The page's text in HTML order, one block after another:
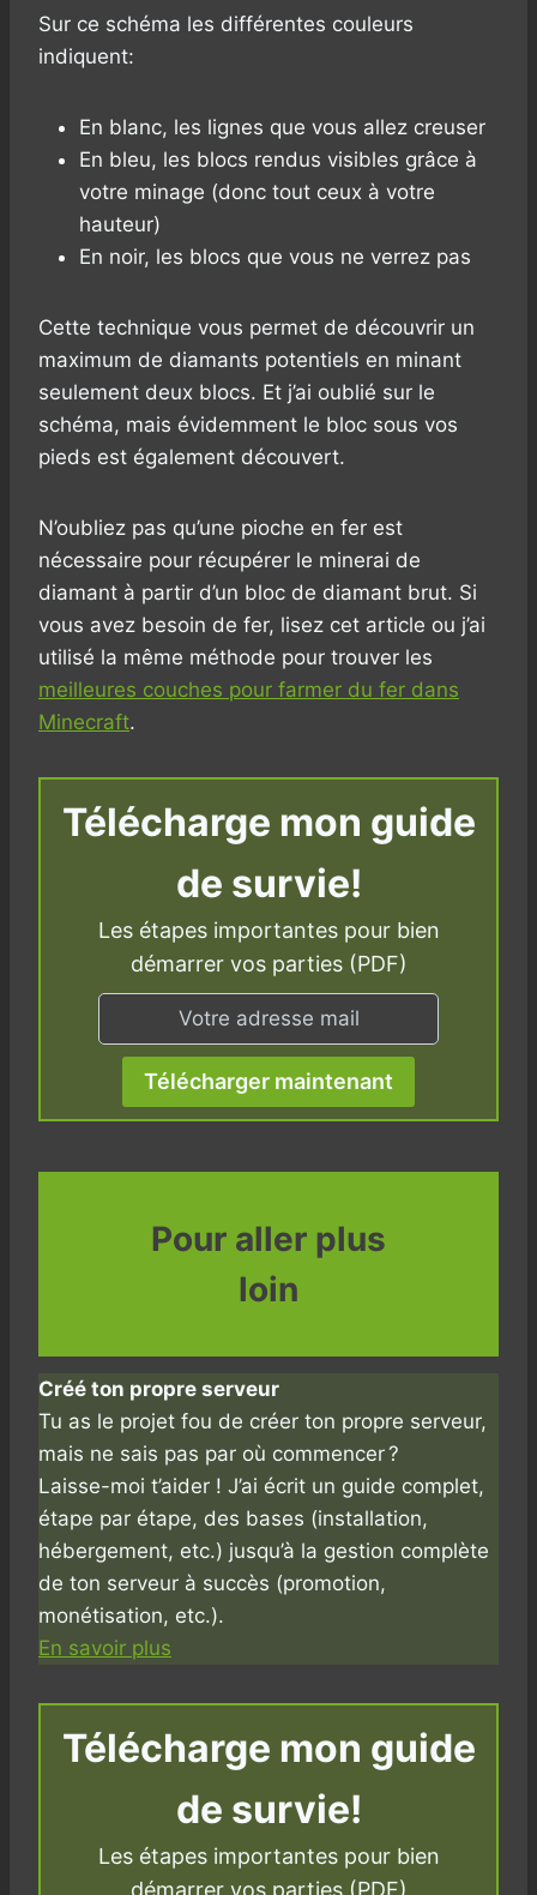
Sur ce schéma les différentes couleurs
indiquent:
En blanc, les lignes que vous allez creuser
En bleu, les blocs rendus visibles grâce à
votre minage (donc tout ceux à votre
hauteur)
En noir, les blocs que vous ne verrez pas
Cette technique vous permet de découvrir un
maximum de diamants potentiels en minant
seulement deux blocs. Et j’ai oublié sur le
schéma, mais évidemment le bloc sous vos
pieds est également découvert.
N’oubliez pas qu’une pioche en fer est
nécessaire pour récupérer le minerai de
diamant à partir d’un bloc de diamant brut. Si
vous avez besoin de fer, lisez cet article ou j’ai
utilisé la même méthode pour trouver les
meilleures couches pour farmer du fer dans
Minecraft.
Télécharge mon guide
de survie!
Les étapes importantes pour bien
démarrer vos parties (PDF)
Télécharger maintenant
Pour aller plus
loin
Créé ton propre serveur
Tu as le projet fou de créer ton propre serveur,
mais ne sais pas par où commencer ?
Laisse-moi t’aider ! J’ai écrit un guide complet,
étape par étape, des bases (installation,
hébergement, etc.) jusqu’à la gestion complète
de ton serveur à succès (promotion,
monétisation, etc.).
En savoir plus
Télécharge mon guide
de survie!
Les étapes importantes pour bien